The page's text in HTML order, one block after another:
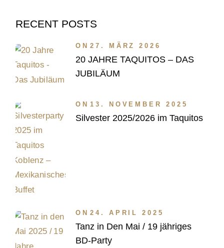
RECENT POSTS
ON 27. MÄRZ 2026
20 JAHRE TAQUITOS – DAS
JUBILÄUM
ON 13. NOVEMBER 2025
Silvester 2025/2026 im Taquitos
ON 24. APRIL 2025
Tanz in Den Mai / 19 jähriges
BD-Party